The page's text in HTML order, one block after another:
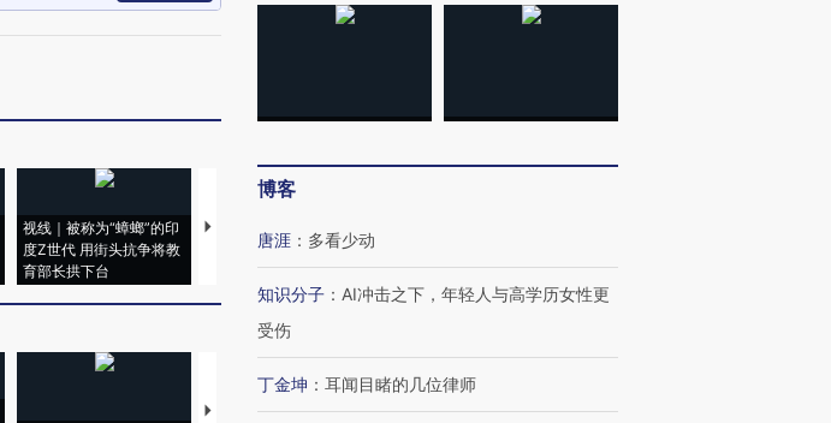
视线｜被称为“蟑螂”的印
度Z世代 用街头抗争将教
育部长拱下台
视线｜“入侵”还是“人道危
机”？难民潮撕裂西班牙
飞地休达
4000人
米
特朗普出席葬礼疑似打瞌
视线｜极端高温致多瑙河
博客
唐涯 ： 多看少动
知识分子 ： AI冲击之下，年轻人与高学历女性更
受伤
丁金坤 ： 耳闻目睹的几位律师